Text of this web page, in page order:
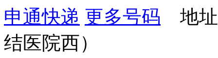
申通快递 更多号码 地址
结医院西）